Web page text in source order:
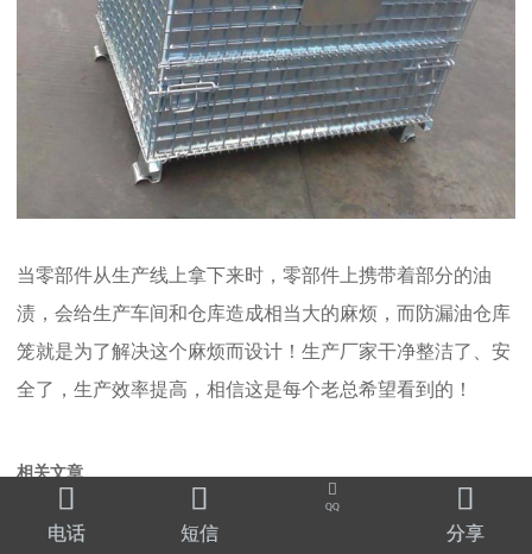
当零部件从生产线上拿下来时，零部件上携带着部分的油
渍，会给生产车间和仓库造成相当大的麻烦，而防漏油仓库
笼就是为了解决这个麻烦而设计！生产厂家干净整洁了、安
全了，生产效率提高，相信这是每个老总希望看到的！
相关文章
仓库笼价格多少问鑫同诺，单价多少好了解

电话

短信

QQ 
分享